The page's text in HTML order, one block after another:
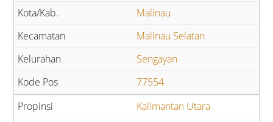
Malinau
Malinau Selatan
Sengayan
77554
Kalimantan Utara